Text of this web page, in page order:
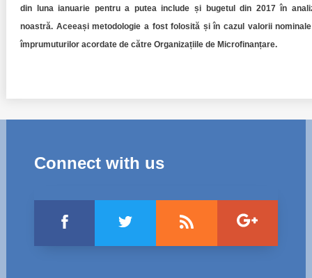
din luna ianuarie pentru a putea include și bugetul din 2017 în
noastră. Aceeași metodologie a fost folosită și în cazul valorii
împrumuturilor acordate de către Organizațiile de Microfinanțare.
Connect with us